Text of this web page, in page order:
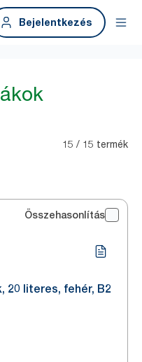
Bejelentkezés
15 / 15 termék
Összehasonlítás
20 literes, fehér, B2